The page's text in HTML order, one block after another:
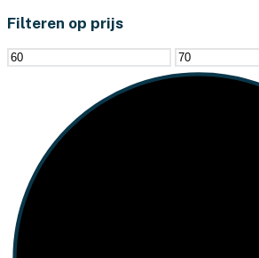
Filteren op prijs
Min.
prijs
Max.
prijs